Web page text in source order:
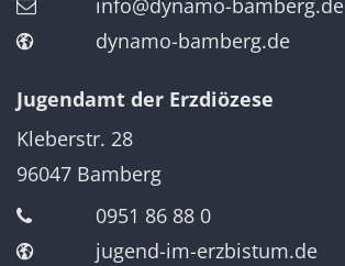
info@dynamo-bamberg.de
dynamo-bamberg.de
Jugendamt der Erzdiözese
Kleberstr. 28
96047 Bamberg
0951 86 88 0
jugend-im-erzbistum.de